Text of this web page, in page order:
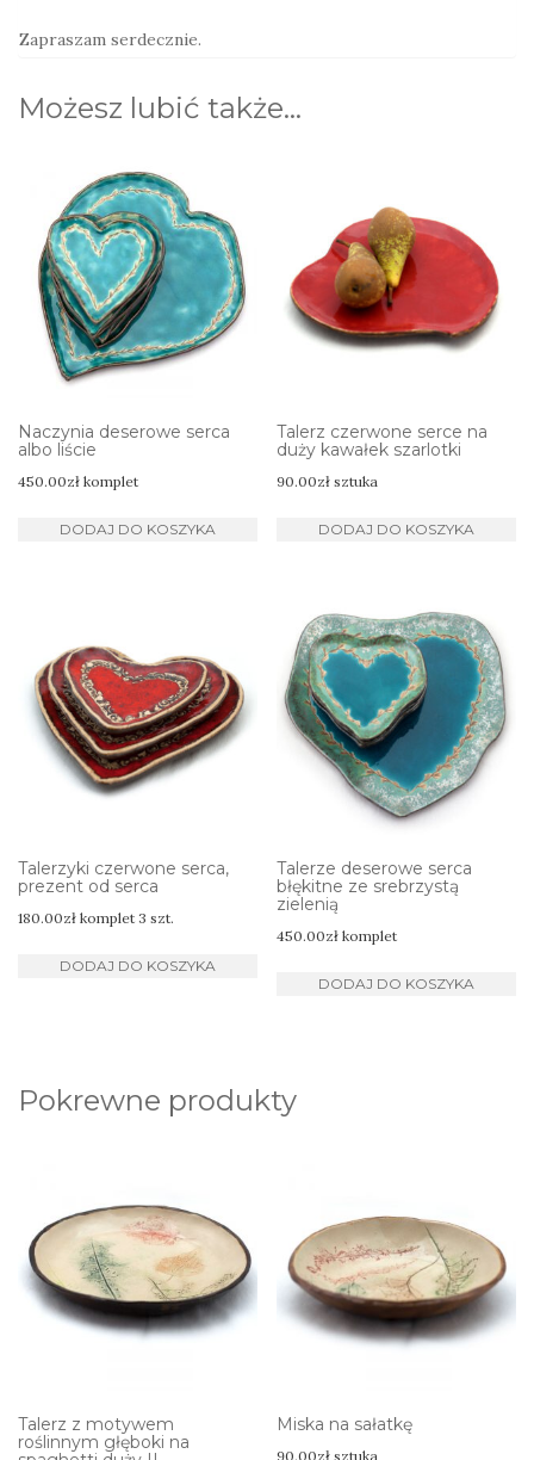
Zapraszam serdecznie.
Możesz lubić także…
Naczynia deserowe serca
albo liście
450.00zł komplet
DODAJ DO KOSZYKA
Talerz czerwone serce na
duży kawałek szarlotki
90.00zł sztuka
DODAJ DO KOSZYKA
Talerzyki czerwone serca,
prezent od serca
180.00zł komplet 3 szt.
DODAJ DO KOSZYKA
Talerze deserowe serca
błękitne ze srebrzystą
zielenią
450.00zł komplet
DODAJ DO KOSZYKA
Pokrewne produkty
Talerz z motywem
roślinnym głęboki na
Miska na sałatkę
90.00zł sztuka